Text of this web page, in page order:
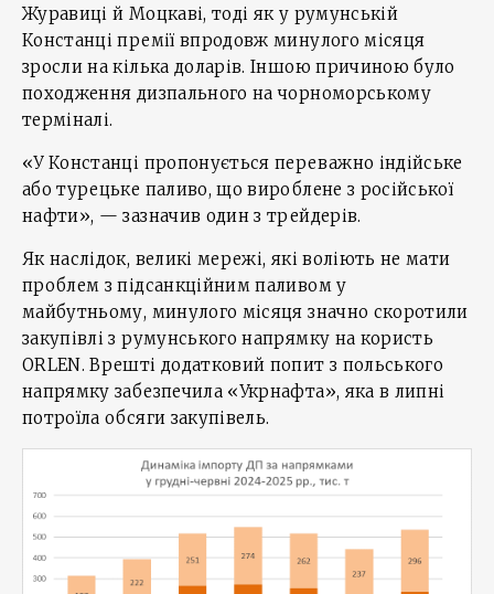
Журавиці й Моцкаві, тоді як у румунській
Констанці премії впродовж минулого місяця
зросли на кілька доларів. Іншою причиною було
походження дизпального на чорноморському
терміналі.
«У Констанці пропонується переважно індійське
або турецьке паливо, що вироблене з російської
нафти», — зазначив один з трейдерів.
Як наслідок, великі мережі, які воліють не мати
проблем з підсанкційним паливом у
майбутньому, минулого місяця значно скоротили
закупівлі з румунського напрямку на користь
ORLEN. Врешті додатковий попит з польського
напрямку забезпечила «Укрнафта», яка в липні
потроїла обсяги закупівель.